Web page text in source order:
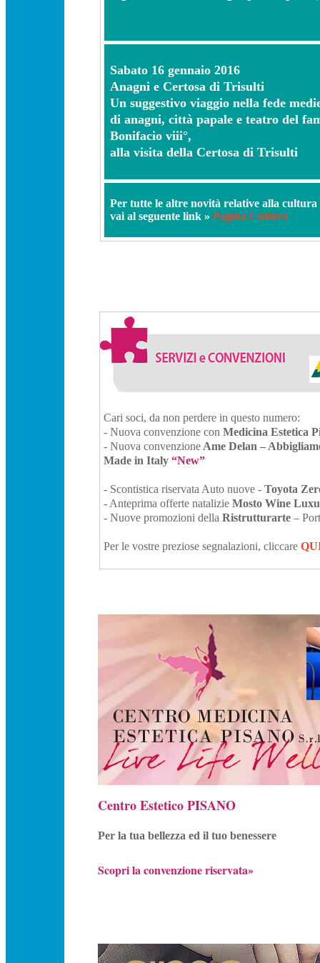
Sabato 16 gennaio 2016
Anagni e Certosa di Trisulti
Un suggestivo viaggio nella fede
di anagni, città papale e teatro del
Bonifacio viii°,
alla visita della Certosa di Trisulti
Per tutte le altre novità relative alla cultura
vai al seguente link » Pagina Cultura
Cari soci, da non perdere in questo numero:
- Nuova convenzione con Medicina Estetica
- Nuova convenzione Ame Delan –
Made in Italy “New”
- Scontistica riservata Auto nuove - Toyota
- Anteprima offerte natalizie Mosto Wine
- Nuove promozioni della Ristrutturarte –
Per le vostre preziose segnalazioni, cliccare
Centro Estetico PISANO
Per la tua bellezza ed il tuo benessere
Scopri la convenzione riservata»